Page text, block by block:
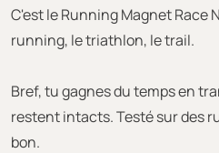
C'est le Running Magnet Race
running, le triathlon, le trail.
Bref, tu gagnes du temps en
restent intacts. Testé sur des
bon.